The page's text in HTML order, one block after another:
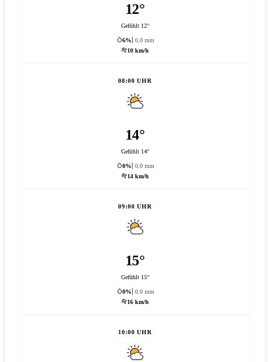
12°
Gefühlt 12°
6%
0.0 mm
10 km/h
08:00 UHR
14°
Gefühlt 14°
0%
0.0 mm
14 km/h
09:00 UHR
15°
Gefühlt 15°
0%
0.0 mm
16 km/h
10:00 UHR